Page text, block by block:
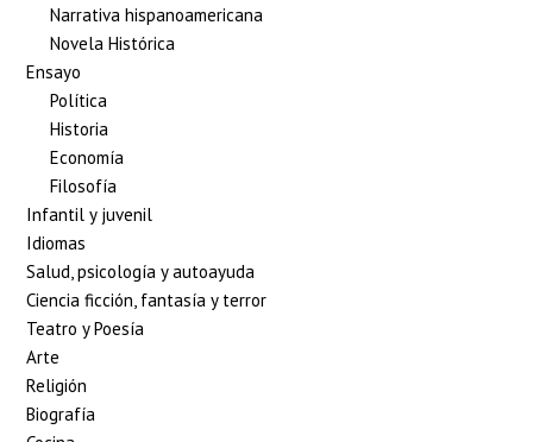
Narrativa hispanoamericana
Novela Histórica
Ensayo
Política
Historia
Economía
Filosofía
Infantil y juvenil
Idiomas
Salud, psicología y autoayuda
Ciencia ficción, fantasía y terror
Teatro y Poesía
Arte
Religión
Biografía